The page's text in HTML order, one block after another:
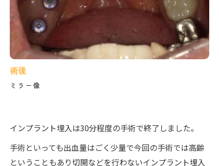
術後
ミラー像
インプラント埋入は30分程度の手術で終了しました。
手術といっても出血量はごく少量で今回の手術では高齢
ということもあり切開などを行わないインプラント埋入